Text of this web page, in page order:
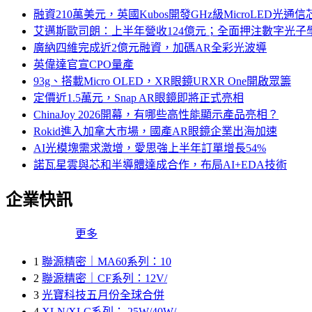
融資210萬美元，英國Kubos開發GHz級MicroLED光通信
艾邁斯歐司朗：上半年營收124億元；全面押注數字光子
廣納四維完成近2億元融資，加碼AR全彩光波導
英偉達官宣CPO量產
93g、搭載Micro OLED，XR眼鏡URXR One開啟眾籌
定價近1.5萬元，Snap AR眼鏡即將正式亮相
ChinaJoy 2026開幕，有哪些高性能顯示產品亮相？
Rokid進入加拿大市場，國產AR眼鏡企業出海加速
AI光模塊需求激增，愛思強上半年訂單增長54%
諾瓦星雲與芯和半導體達成合作，布局AI+EDA技術
企業快訊
更多
1 聯源精密｜MA60系列：10
2 聯源精密｜CF系列：12V/
3 光寶科技五月份全球合併